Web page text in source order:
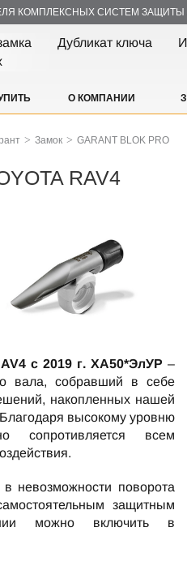
КОМПЛЕКСНЫХ СИСТЕМ ЗАЩИТЫ
Дубликат ключа
О КОМПАНИИ
> Замок > GARANT BLOK PRO
RAV4
c 2019 г. XA50*ЭлУР –
вала, собравший в себе
накопленных нашей
высокому уровню
сопротивляется всем
невозможности поворота
защитным
можно включить в